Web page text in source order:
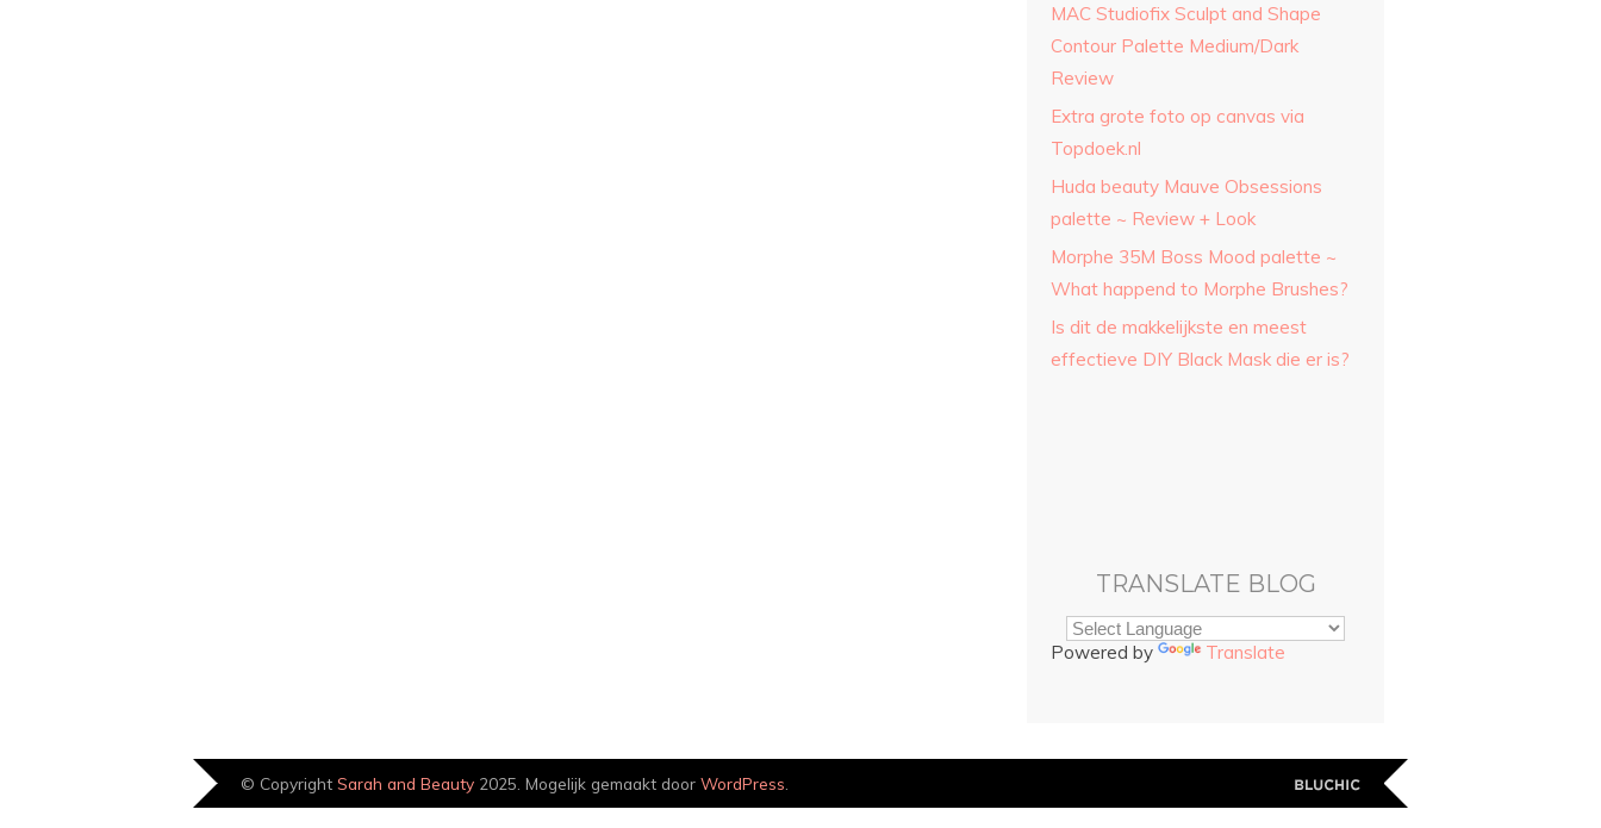
MAC Studiofix Sculpt and Shape
Contour Palette Medium/Dark
Review
Extra grote foto op canvas via
Topdoek.nl
Huda beauty Mauve Obsessions
palette ~ Review + Look
Morphe 35M Boss Mood palette ~
What happend to Morphe Brushes?
Is dit de makkelijkste en meest
effectieve DIY Black Mask die er is?
TRANSLATE BLOG
Powered by Translate
© Copyright Sarah and Beauty 2025. Mogelijk gemaakt door WordPress